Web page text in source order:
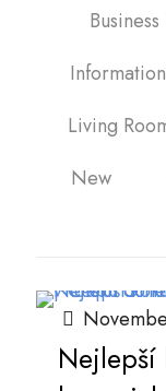
Information
Living
New
Nejlepší